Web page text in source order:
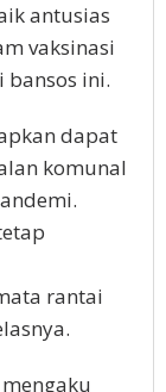
antusias
vaksinasi
bansos ini.
dapat
komunal
rantai